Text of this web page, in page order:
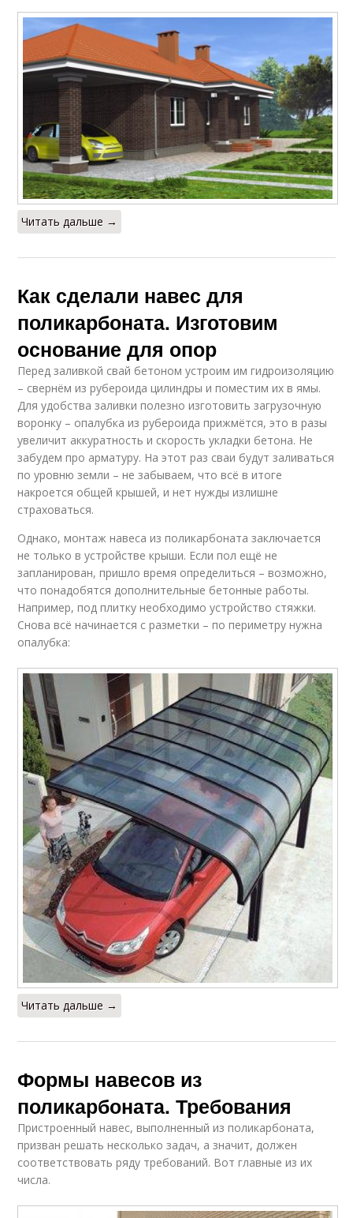
Читать дальше →
Как сделали навес для
поликарбоната. Изготовим
основание для опор
Перед заливкой свай бетоном устроим им гидроизоляцию
– свернём из рубероида цилиндры и поместим их в ямы.
Для удобства заливки полезно изготовить загрузочную
воронку – опалубка из рубероида прижмётся, это в разы
увеличит аккуратность и скорость укладки бетона. Не
забудем про арматуру. На этот раз сваи будут заливаться
по уровню земли – не забываем, что всё в итоге
накроется общей крышей, и нет нужды излишне
страховаться.
Однако, монтаж навеса из поликарбоната заключается
не только в устройстве крыши. Если пол ещё не
запланирован, пришло время определиться – возможно,
что понадобятся дополнительные бетонные работы.
Например, под плитку необходимо устройство стяжки.
Снова всё начинается с разметки – по периметру нужна
опалубка:
Читать дальше →
Формы навесов из
поликарбоната. Требования
Пристроенный навес, выполненный из поликарбоната,
призван решать несколько задач, а значит, должен
соответствовать ряду требований. Вот главные из их
числа.